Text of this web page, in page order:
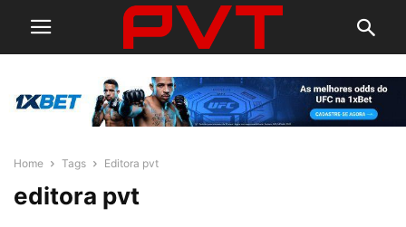
Home Tags Editora pvt
editora pvt